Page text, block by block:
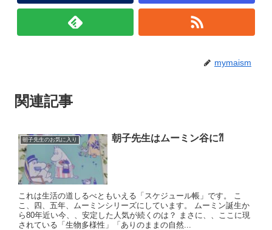
mymaism
関連記事
朝子先生のお気に入り 朝子先生はムーミン谷に⁈
これは生活の道しるべともいえる「スケジュール帳」です。 こ
こ、四、五年、ムーミンシリーズにしています。 ムーミン誕生か
ら80年近い今、、安定した人気が続くのは？ まさに、、ここに現
されている「生物多様性」「ありのままの自然...